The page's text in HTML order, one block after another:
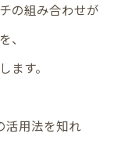
の組み合わせが
、
ます。
活用法を知れ